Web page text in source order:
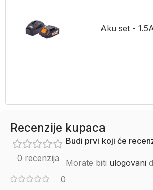
Aku set -
Recenzije kupaca
0 recenzija
0
Budi prvi koji će
Morate biti ulogovani